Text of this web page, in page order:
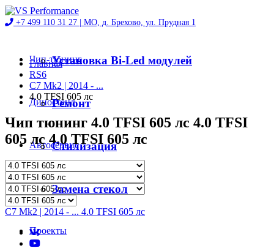
+7 499 110 31 27 | МО, д. Брехово, ул. Прудная 1
Чип-тюнинг
Диностенд
Автосервис
Магазин
Проекты
Установка Bi-Led модулей
Ремонт
Стилизация
Замена стекол
Главная
RS6
C7 Mk2 | 2014 - ...
4.0 TFSI 605 лс
Чип тюнинг 4.0 TFSI 605 лс 4.0 TFSI
605 лс 4.0 TFSI 605 лс
C7 Mk2 | 2014 - ... 4.0 TFSI 605 лс